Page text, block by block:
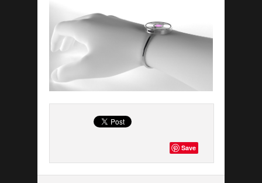
Save